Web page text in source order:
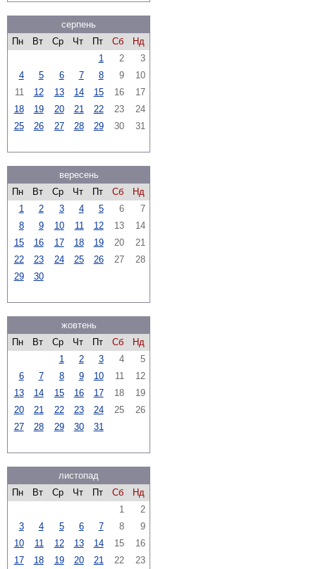
серпень
Пн
Вт Ср Чт Пт Сб
Нд
1
2
3
4
5 6 7 8 9
10
11
12 13 14 15 16
17
18
19 20 21 22 23
24
25
26 27 28 29 30 31
вересень
Пн
Вт Ср Чт Пт Сб
Нд
1
2 3 4 5 6
7
8
9 10 11 12 13
14
15
16 17 18 19 20
21
22
23 24 25 26 27
28
29
30
жовтень
Пн
Вт Ср Чт Пт Сб
Нд
1
2 3 4
5
6
7 8 9 10 11
12
13
14 15 16 17 18
19
20
21 22 23 24 25
26
27
28 29 30 31
листопад
Пн
Вт Ср Чт Пт Сб
Нд
1
2
3
4 5 6 7 8
9
10
11 12 13 14 15
16
17
18 19 20 21 22 23